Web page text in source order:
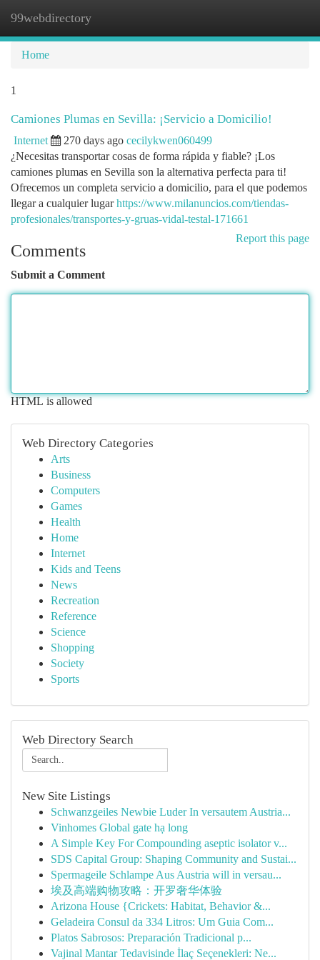
99webdirectory
Home
1
Camiones Plumas en Sevilla: ¡Servicio a Domicilio!
Internet 270 days ago cecilykwen060499
¿Necesitas transportar cosas de forma rápida y fiable? ¡Los
camiones plumas en Sevilla son la alternativa perfecta para ti!
Ofrecemos un completa servicio a domicilio, para el que podemos
llegar a cualquier lugarhttps://www.milanuncios.com/tiendas-
profesionales/transportes-y-gruas-vidal-testal-171661
Report this page
Comments
Submit a Comment
HTML is allowed
Web Directory Categories
Arts
Business
Computers
Games
Health
Home
Internet
Kids and Teens
News
Recreation
Reference
Science
Shopping
Society
Sports
Web Directory Search
New Site Listings
Schwanzgeiles Newbie Luder In versautem Austria...
Vinhomes Global gate hạ long
A Simple Key For Compounding aseptic isolator v...
SDS Capital Group: Shaping Community and Sustai...
Spermageile Schlampe Aus Austria will in versau...
埃及高端购物攻略：开罗奢华体验
Arizona House {Crickets: Habitat, Behavior &...
Geladeira Consul da 334 Litros: Um Guia Com...
Platos Sabrosos: Preparación Tradicional p...
Vajinal Mantar Tedavisinde İlaç Seçenekleri: Ne...